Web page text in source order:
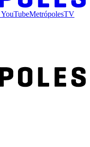
YouTubeMetrópolesTV